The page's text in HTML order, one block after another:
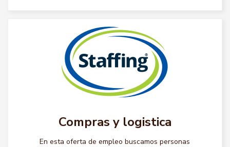
Compras y logistica
En esta oferta de empleo buscamos personas